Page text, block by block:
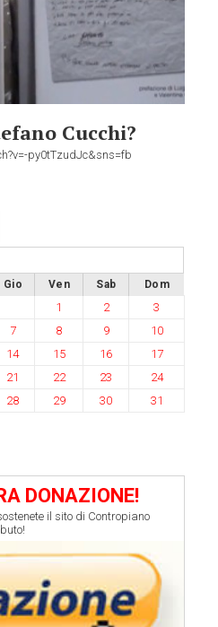
Cucchi?
py0tTzudJc&sns=fb
Gio Ven Sab Dom
1 2
3
7 8 9
10
14 15 16
17
21 22 23
24
28 29 30 31
DONAZIONE!
il sito di Contropiano